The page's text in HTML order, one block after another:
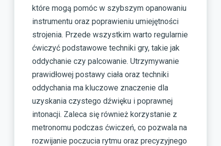
które mogą pomóc w szybszym opanowaniu
instrumentu oraz poprawieniu umiejętności
strojenia. Przede wszystkim warto regularnie
ćwiczyć podstawowe techniki gry, takie jak
oddychanie czy palcowanie. Utrzymywanie
prawidłowej postawy ciała oraz techniki
oddychania ma kluczowe znaczenie dla
uzyskania czystego dźwięku i poprawnej
intonacji. Zaleca się również korzystanie z
metronomu podczas ćwiczeń, co pozwala na
rozwijanie poczucia rytmu oraz precyzyjnego